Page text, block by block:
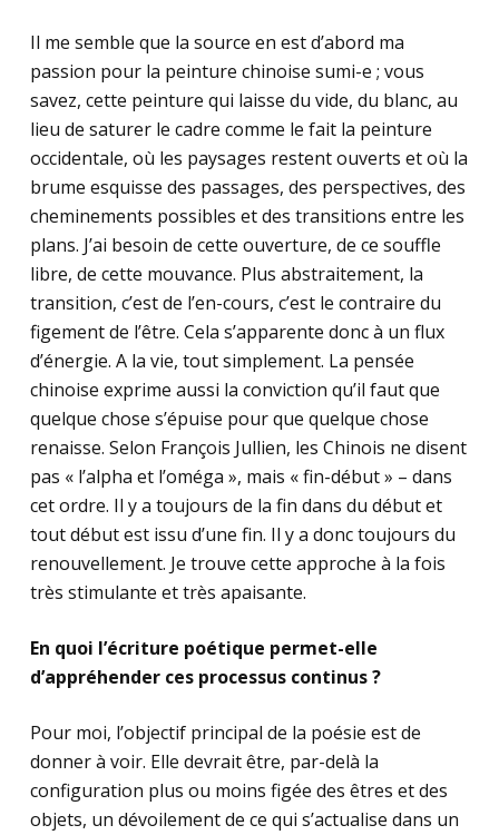
Il me semble que la source en est d’abord ma
passion pour la peinture chinoise sumi-e ; vous
savez, cette peinture qui laisse du vide, du blanc, au
lieu de saturer le cadre comme le fait la peinture
occidentale, où les paysages restent ouverts et où la
brume esquisse des passages, des perspectives, des
cheminements possibles et des transitions entre les
plans. J’ai besoin de cette ouverture, de ce souffle
libre, de cette mouvance. Plus abstraitement, la
transition, c’est de l’en-cours, c’est le contraire du
figement de l’être. Cela s’apparente donc à un flux
d’énergie. A la vie, tout simplement. La pensée
chinoise exprime aussi la conviction qu’il faut que
quelque chose s’épuise pour que quelque chose
renaisse. Selon François Jullien, les Chinois ne disent
pas « l’alpha et l’oméga », mais « fin-début » – dans
cet ordre. Il y a toujours de la fin dans du début et
tout début est issu d’une fin. Il y a donc toujours du
renouvellement. Je trouve cette approche à la fois
très stimulante et très apaisante.
En quoi l’écriture poétique permet-elle
d’appréhender ces processus continus ?
Pour moi, l’objectif principal de la poésie est de
donner à voir. Elle devrait être, par-delà la
configuration plus ou moins figée des êtres et des
objets, un dévoilement de ce qui s’actualise dans un